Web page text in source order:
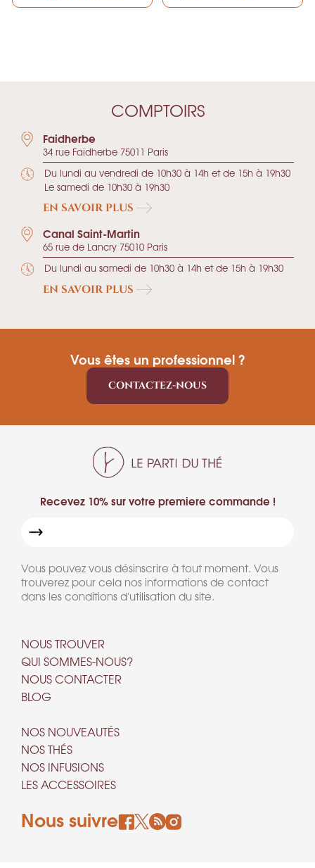
COMPTOIRS
Faidherbe
34 rue Faidherbe 75011 Paris
Du lundi au vendredi de 10h30 à 14h et de 15h à 19h30
Le samedi de 10h30 à 19h30
EN SAVOIR PLUS
Canal Saint-Martin
65 rue de Lancry 75010 Paris
Du lundi au samedi de 10h30 à 14h et de 15h à 19h30
EN SAVOIR PLUS
Vous êtes un professionnel ?
CONTACTEZ-NOUS
Recevez 10% sur votre premiere commande !
Vous pouvez vous désinscrire à tout moment. Vous
trouverez pour cela nos informations de contact
dans les conditions d'utilisation du site.
NOUS TROUVER
QUI SOMMES-NOUS?
NOUS CONTACTER
BLOG
NOS NOUVEAUTÉS
NOS THÉS
NOS INFUSIONS
LES ACCESSOIRES
Nous suivre